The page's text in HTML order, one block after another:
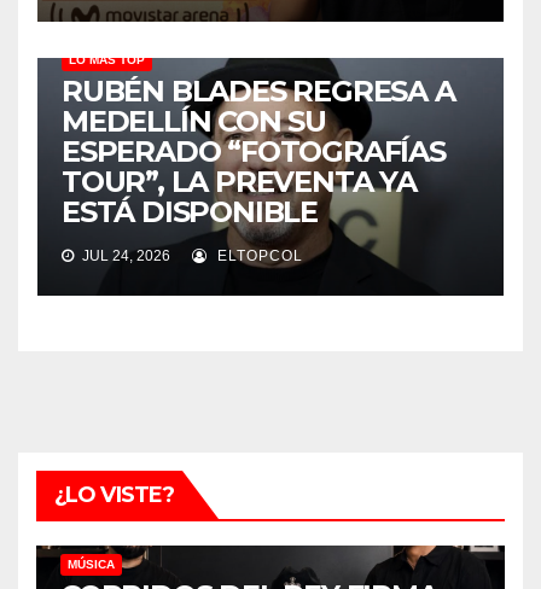
LO MÁS TOP
RUBÉN BLADES REGRESA A
MEDELLÍN CON SU
ESPERADO “FOTOGRAFÍAS
TOUR”, LA PREVENTA YA
ESTÁ DISPONIBLE
JUL 24, 2026 ELTOPCOL
¿LO VISTE?
MÚSICA